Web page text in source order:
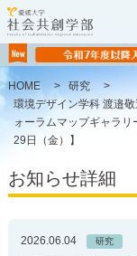
HOME > 研究
>
環境デザイン学科 渡邉
ォーラムマップギャラ
29日（金）】
お知らせ詳細
2026.06.04 研究